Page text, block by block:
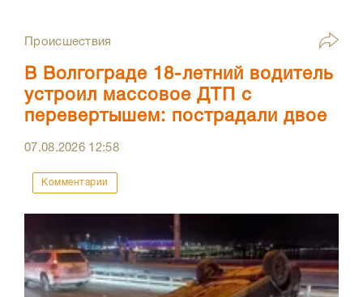
Происшествия
В Волгограде 18-летний водитель
устроил массовое ДТП с
перевертышем: пострадали двое
07.08.2026 12:58
Комментарии